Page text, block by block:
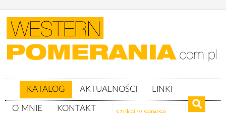
KATALOG AKTUALNOŚCI LINKI
O MNIE KONTAKT